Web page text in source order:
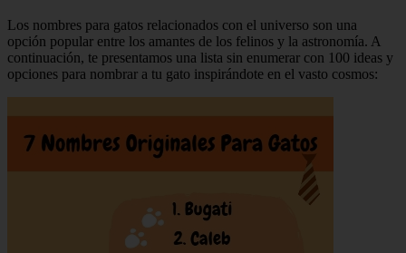
Los nombres para gatos relacionados con el universo son una
opción popular entre los amantes de los felinos y la astronomía. A
continuación, te presentamos una lista sin enumerar con 100 ideas y
opciones para nombrar a tu gato inspirándote en el vasto cosmos: